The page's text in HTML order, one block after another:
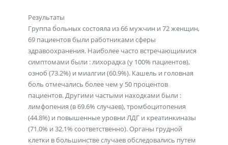
Результаты
Группа больных состояла из 66 мужчин и 72 женщин,
69 пациентов были работниками сферы
здравоохранения. Наиболее часто встречающимися
симптомами были : лихорадка (у 100% пациентов),
озноб (73.2%) и миалгии (60.9%). Кашель и головная
боль отмечались более чем у 50 процентов
пациентов. Другими частыми находками были :
лимфопения (в 69.6% случаев), тромбоцитопения
(44.8%) и повышенные уровни ЛДГ и креатинкиназы
(71.0% и 32.1% соответственно). Органы грудной
клетки в большинстве случаев обследовались путем